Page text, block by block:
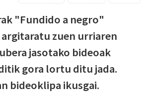
"Fundido a negro"
zuen urriaren
jasotako bideoak
gora lortu ditu jada.
bideoklipa ikusgai.